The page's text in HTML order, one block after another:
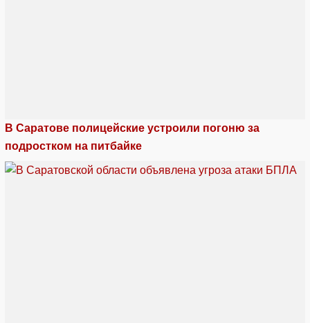
В Саратове полицейские устроили погоню за
подростком на питбайке